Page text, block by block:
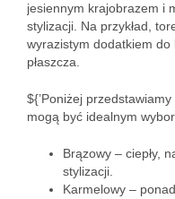
jesiennym krajobrazem i
stylizacji. Na przykład,
wyrazistym dodatkiem
płaszcza.
${’Poniżej
mogą być idealnym
Brązowy – ciepły,
stylizacji.
Karmelowy –